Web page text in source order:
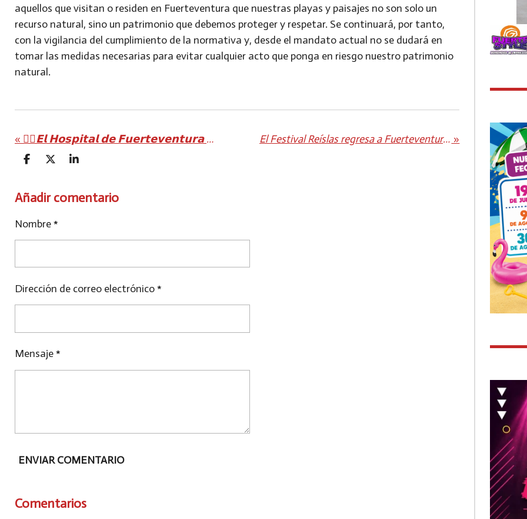
aquellos que visitan o residen en Fuerteventura que nuestras playas y paisajes no son solo un
recurso natural, sino un patrimonio que debemos proteger y respetar. Se continuará, por tanto,
con la vigilancia del cumplimiento de la normativa y, desde el mandato actual no se dudará en
tomar las medidas necesarias para evitar cualquier acto que ponga en riesgo nuestro patrimonio
natural.
« ✌🏻𝗘𝗹 𝗛𝗼𝘀𝗽𝗶𝘁𝗮𝗹 𝗱𝗲 𝗙𝘂𝗲𝗿𝘁𝗲𝘃𝗲𝗻𝘁𝘂𝗿𝗮 𝗽𝗼𝗻𝗲 𝗲𝗻 𝗺𝗮𝗿𝗰𝗵𝗮 𝘂𝗻𝗮 𝗶𝗻𝗻𝗼𝘃𝗮𝗱𝗼𝗿𝗮 𝘁𝗲́𝗰𝗻𝗶𝗰𝗮 𝗮𝗺𝗯𝘂𝗹𝗮𝘁𝗼𝗿𝗶𝗮 𝗽𝗮𝗿𝗮 𝘁𝗿𝗮𝘁𝗮𝗿 𝗹𝗮𝘀 𝗵𝗲𝗿𝗻𝗶𝗮𝘀 𝗱𝗶𝘀𝗰𝗮𝗹𝗲𝘀 El Festival Reíslas regresa a Fuerteventura con tres espectáculos humorísticos »
C
P
A
T
I
C
P
A
T
I
C
P
A
I
Añadir comentario
Nombre *
Dirección de correo electrónico *
Mensaje *
ENVIAR COMENTARIO
Comentarios